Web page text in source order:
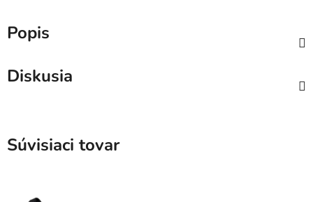
Popis
Diskusia
Súvisiaci tovar